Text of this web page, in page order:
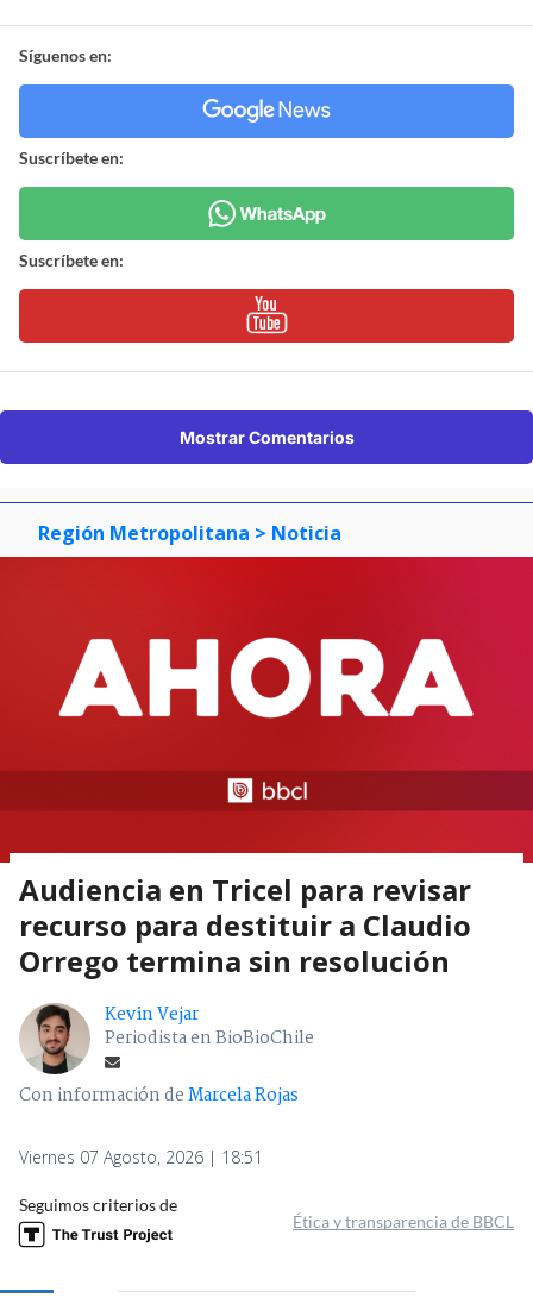
Síguenos en:
Suscríbete en:
Suscríbete en:
Mostrar Comentarios
Región Metropolitana > Noticia
Audiencia en Tricel para revisar
recurso para destituir a Claudio
Orrego termina sin resolución
Kevin Vejar
Periodista en BioBioChile
Con información deMarcela Rojas
Viernes 07 Agosto, 2026 | 18:51
Seguimos criterios de
Ética y transparencia de BBCL